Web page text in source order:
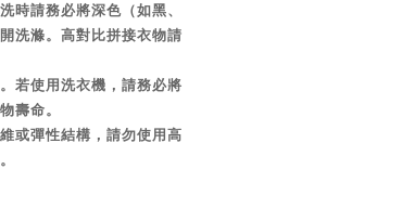
時請務必將深色（如黑、
洗滌。高對比拼接衣物請
若使用洗衣機，請務必將
壽命。
或彈性結構，請勿使用高